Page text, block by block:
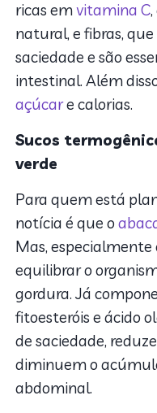
ricas emvitamina C
natural, e fibras,
saciedade e são
intestinal. Além
açúcare calorias.
Sucos
verde
Para quem está
notícia é que o
Mas, especialmente
equilibrar o
gordura. Já
fitoesteróis e ácido
de saciedade,
diminuem o
abdominal.